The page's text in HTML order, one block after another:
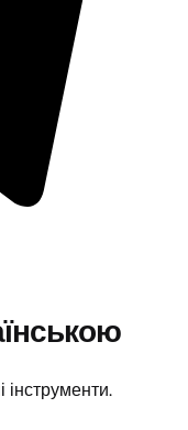
інструменти.